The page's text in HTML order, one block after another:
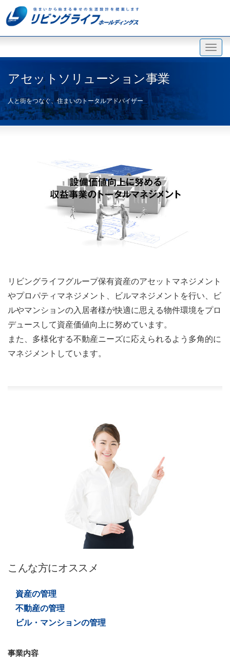
アセットソリューション事業
人と街をつなぐ、住まいのトータルアドバイザー
リビングライフグループ保有資産のアセットマネジメント
やプロパティマネジメント、ビルマネジメントを行い、ビ
ルやマンションの入居者様が快適に思える物件環境をプロ
デュースして資産価値向上に努めています。
また、多様化する不動産ニーズに応えられるよう多角的に
マネジメントしています。
こんな方にオススメ
資産の管理
不動産の管理
ビル・マンションの管理
事業内容